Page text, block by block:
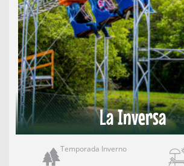
La Inversa
Temporada Inverno